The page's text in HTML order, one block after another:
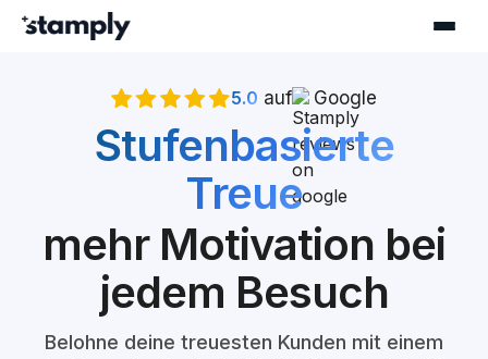
5.0 auf Google
Stufenbasierte
Treue
mehr Motivation bei
jedem Besuch
Belohne deine treuesten Kunden mit einem